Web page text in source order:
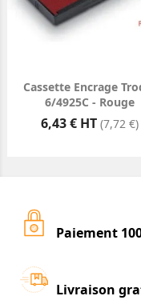
Cassette Encrage
6/4925C - Rouge
Prix
6,43 € HT (7,72 €)
Paiement
Livraison